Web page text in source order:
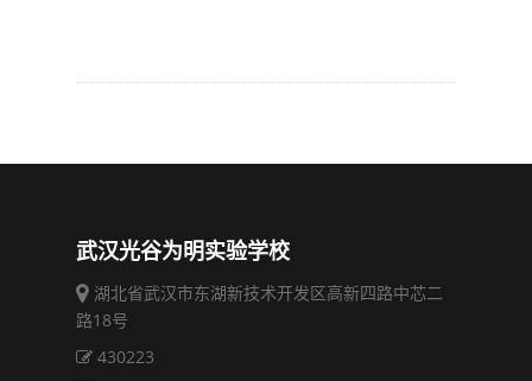
武汉光谷为明实验学校
湖北省武汉市东湖新技术开发区高新四路中芯二
路18号
430223